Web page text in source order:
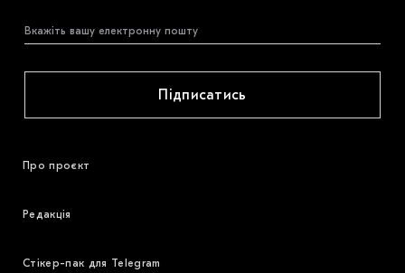
Підписатись
Про проєкт
Редакція
Стікер-пак для Telegram